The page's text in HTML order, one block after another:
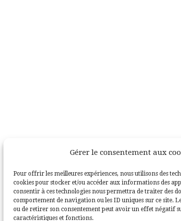
Gérer le consentement aux
Pour offrir les meilleures expériences, nous utilisons des
cookies pour stocker et/ou accéder aux informations des
consentir à ces technologies nous permettra de traiter des
comportement de navigation ou les ID uniques sur ce site.
ou de retirer son consentement peut avoir un effet négatif
caractéristiques et fonctions.